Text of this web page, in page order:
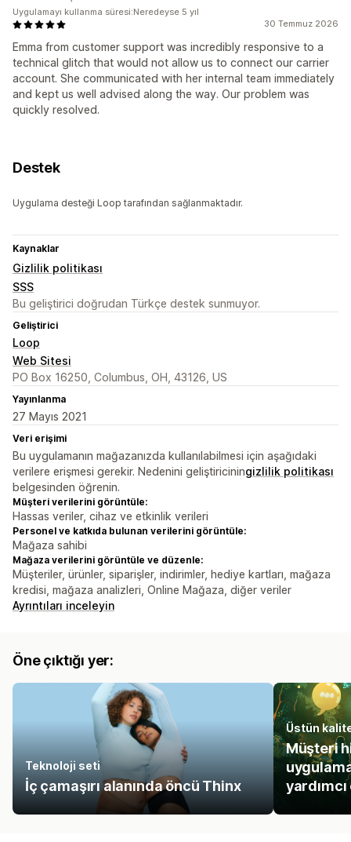
30 Temmuz 2026
Emma from customer support was incredibly responsive to a
technical glitch that would not allow us to connect our carrier
account. She communicated with her internal team immediately
and kept us well advised along the way. Our problem was
quickly resolved.
Uygulamayı kullanma süresi:Neredeyse 5 yıl
Destek
Uygulama desteği Loop tarafından sağlanmaktadır.
Kaynaklar
Gizlilik politikası
SSS
Bu geliştirici doğrudan Türkçe destek sunmuyor.
Geliştirici
Loop
Web Sitesi
PO Box 16250, Columbus, OH, 43126, US
Yayınlanma
27 Mayıs 2021
Veri erişimi
Bu uygulamanın mağazanızda kullanılabilmesi için aşağıdaki
verilere erişmesi gerekir. Nedenini geliştiriciningizlilik politikası
belgesinden öğrenin.
Müşteri verilerini görüntüle:
Hassas veriler, cihaz ve etkinlik verileri
Personel ve katkıda bulunan verilerini görüntüle:
Mağaza sahibi
Mağaza verilerini görüntüle ve düzenle:
Müşteriler, ürünler, siparişler, indirimler, hediye kartları, mağaza
kredisi, mağaza analizleri, Online Mağaza, diğer veriler
Ayrıntıları inceleyin
Öne çıktığı yer:
Teknoloji seti
İç çamaşırı alanında öncü Thinx
Üstün
Müşteri